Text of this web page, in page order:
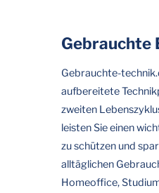
Gebrauchte
Gebrauchte-
aufbereitete
zweiten
leisten Sie einen
zu schützen und
alltäglichen
Homeoffice,